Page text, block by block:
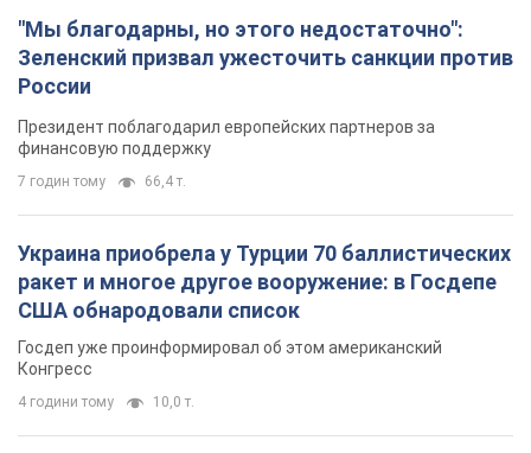
"Мы благодарны, но этого недостаточно":
Зеленский призвал ужесточить санкции против
России
Президент поблагодарил европейских партнеров за
финансовую поддержку
7 годин тому 66,4 т.
Украина приобрела у Турции 70 баллистических
ракет и многое другое вооружение: в Госдепе
США обнародовали список
Госдеп уже проинформировал об этом американский
Конгресс
4 години тому 10,0 т.